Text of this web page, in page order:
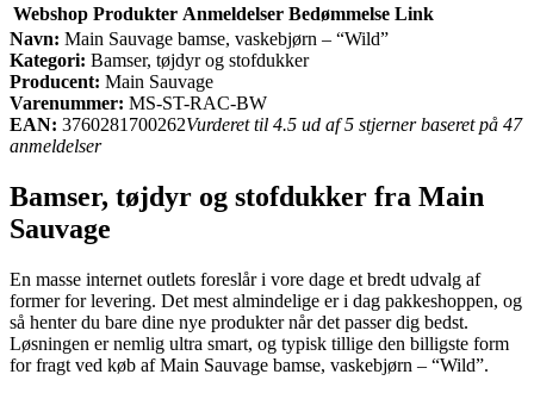
Webshop Produkter Anmeldelser Bedømmelse Link
Navn: Main Sauvage bamse, vaskebjørn – “Wild”
Kategori: Bamser, tøjdyr og stofdukker
Producent: Main Sauvage
Varenummer: MS-ST-RAC-BW
EAN: 3760281700262Vurderet til 4.5 ud af 5 stjerner baseret på 47
anmeldelser
Bamser, tøjdyr og stofdukker fra Main
Sauvage
En masse internet outlets foreslår i vore dage et bredt udvalg af
former for levering. Det mest almindelige er i dag pakkeshoppen, og
så henter du bare dine nye produkter når det passer dig bedst.
Løsningen er nemlig ultra smart, og typisk tillige den billigste form
for fragt ved køb af Main Sauvage bamse, vaskebjørn – “Wild”.